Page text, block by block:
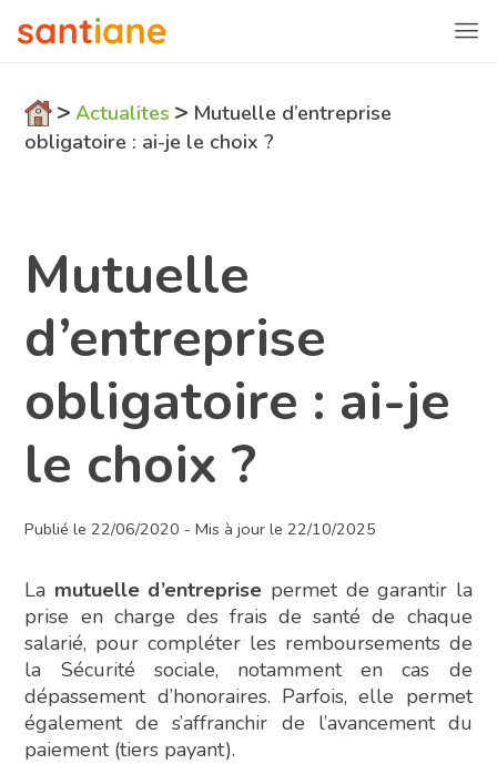
> Actualites > Mutuelle d’entreprise
obligatoire : ai-je le choix ?
Mutuelle
d’entreprise
obligatoire : ai-je
le choix ?
Publié le 22/06/2020 - Mis à jour le 22/10/2025
La mutuelle d’entreprise permet de garantir la
prise en charge des frais de santé de chaque
salarié, pour compléter les remboursements de
la Sécurité sociale, notamment en cas de
dépassement d’honoraires. Parfois, elle permet
également de s’affranchir de l’avancement du
paiement (tiers payant).